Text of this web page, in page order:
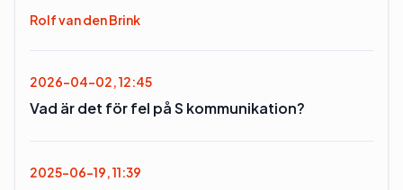
Rolf van den Brink
2026-04-02, 12:45
Vad är det för fel på S kommunikation?
2025-06-19, 11:39